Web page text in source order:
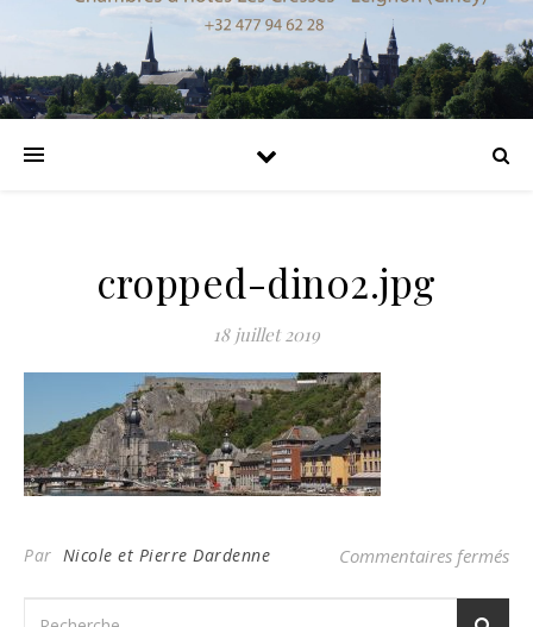
cropped-din02.jpg
18 juillet 2019
Par Nicole et Pierre Dardenne Commentaires fermés